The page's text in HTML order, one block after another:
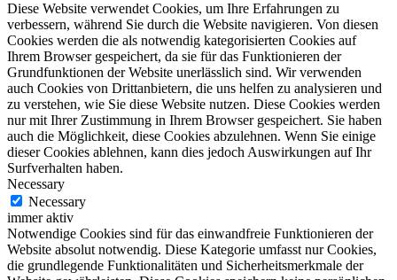
Diese Website verwendet Cookies, um Ihre Erfahrungen zu
verbessern, während Sie durch die Website navigieren. Von diesen
Cookies werden die als notwendig kategorisierten Cookies auf
Ihrem Browser gespeichert, da sie für das Funktionieren der
Grundfunktionen der Website unerlässlich sind. Wir verwenden
auch Cookies von Drittanbietern, die uns helfen zu analysieren und
zu verstehen, wie Sie diese Website nutzen. Diese Cookies werden
nur mit Ihrer Zustimmung in Ihrem Browser gespeichert. Sie haben
auch die Möglichkeit, diese Cookies abzulehnen. Wenn Sie einige
dieser Cookies ablehnen, kann dies jedoch Auswirkungen auf Ihr
Surfverhalten haben.
Necessary
Necessary
immer aktiv
Notwendige Cookies sind für das einwandfreie Funktionieren der
Website absolut notwendig. Diese Kategorie umfasst nur Cookies,
die grundlegende Funktionalitäten und Sicherheitsmerkmale der